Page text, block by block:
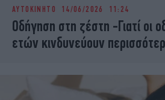
ΑΥΤΟΚΙΝΗΤΟ 14/06/2026 11:24
Οδήγηση στη ζέστη -Γιατί οι
ετών κινδυνεύουν